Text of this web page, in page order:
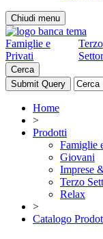
Chiudi menu
Famiglie e
Privati
Terzo
Cerca
Home
>
Prodotti
Famiglie
Giovani
Imprese
Terzo
Relax
>
Catalogo